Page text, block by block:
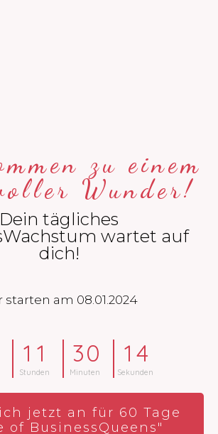
zu einem
Wunder!
Dein tägliches
wartet auf
dich!
starten am 08.01.2024
1 1
Stunden
30
Minuten
1 4
Sekunden
jetzt an für 60 Tage
of BusinessQueens"